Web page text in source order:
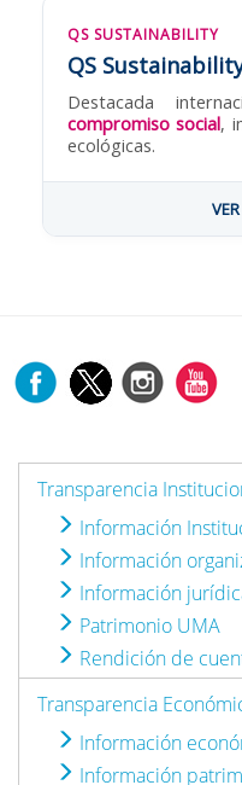
QS SUSTAINABILITY
QS
Destacada
compromiso social,
ecológicas.
Transparencia
Información
Información
Información
Patrimonio UMA
Rendición de
Transparencia
Información
Información